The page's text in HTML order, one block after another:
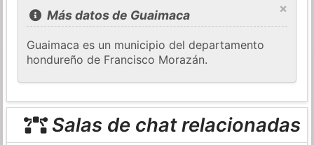
×
Más datos de Guaimaca
Guaimaca es un municipio del departamento
hondureño de Francisco Morazán.
Salas de chat relacionadas